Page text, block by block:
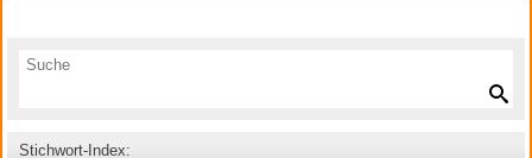
Stichwort-Index: